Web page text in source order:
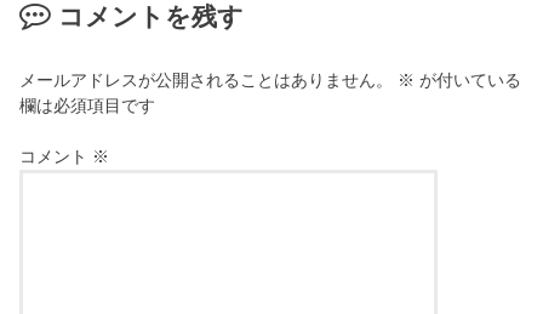
コメントを残す
メールアドレスが公開されることはありません。 ※ が付いている
欄は必須項目です
コメント ※